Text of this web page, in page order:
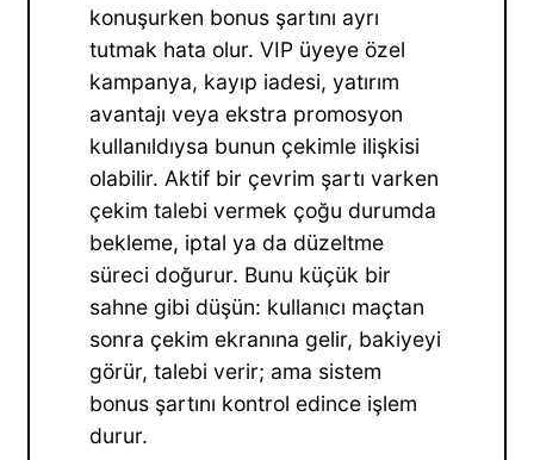
konuşurken bonus şartını ayrı
tutmak hata olur. VIP üyeye özel
kampanya, kayıp iadesi, yatırım
avantajı veya ekstra promosyon
kullanıldıysa bunun çekimle ilişkisi
olabilir. Aktif bir çevrim şartı varken
çekim talebi vermek çoğu durumda
bekleme, iptal ya da düzeltme
süreci doğurur. Bunu küçük bir
sahne gibi düşün: kullanıcı maçtan
sonra çekim ekranına gelir, bakiyeyi
görür, talebi verir; ama sistem
bonus şartını kontrol edince işlem
durur.